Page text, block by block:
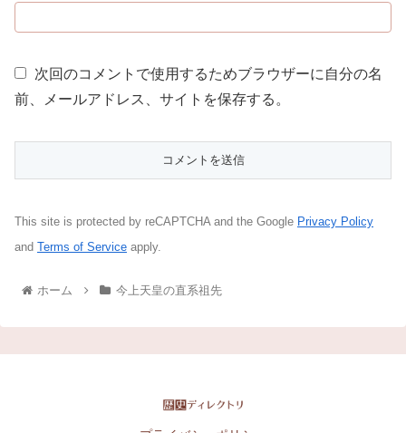
次回のコメントで使用するためブラウザーに自分の名
前、メールアドレス、サイトを保存する。
This site is protected by reCAPTCHA and the Google Privacy Policy
and Terms of Service apply.
ホーム 今上天皇の直系祖先